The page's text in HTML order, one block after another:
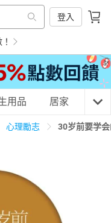
登入
休閒 親子玩具
用品 居家 3C
心理勵志 30岁前要学